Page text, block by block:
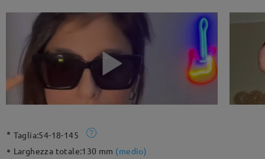
Taglia:54-18-145
Larghezza totale:130 mm (medio)